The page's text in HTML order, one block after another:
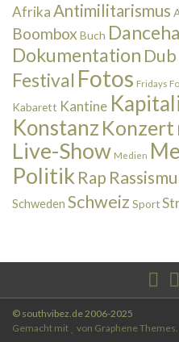
AfrikaAntimilitarismus
Boombox Buch
Dokumentation Dub
Festival Fotos Fridays
Kabarett Kantine
Konstanz Konzert
Live-Show Medien
Politik Rap
Schweden Schweiz Sport
© southvibez.de 2006-2025
Gemacht mit
von Graphene Themes.